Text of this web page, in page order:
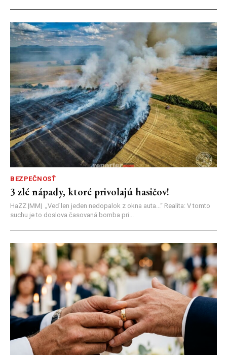
BEZPEČNOSŤ
3 zlé nápady, ktoré privolajú hasičov!
HaZZ |MM| ​„Veď len jeden nedopalok z okna auta...“ ​Realita: V tomto
suchu je to doslova časovaná bomba pri...